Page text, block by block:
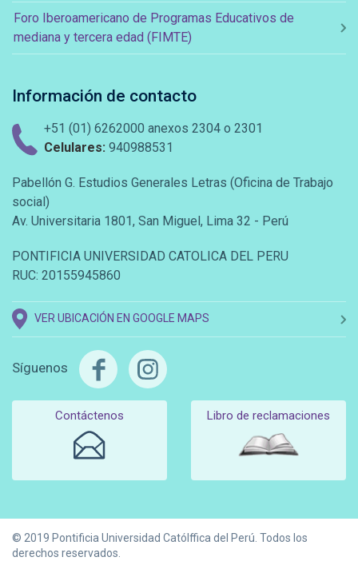
Foro Iberoamericano de Programas Educativos de
mediana y tercera edad (FIMTE)
Información de contacto
+51 (01) 6262000 anexos 2304 o 2301
Celulares: 940988531
Pabellón G. Estudios Generales Letras (Oficina de Trabajo
social)
Av. Universitaria 1801, San Miguel, Lima 32 - Perú
PONTIFICIA UNIVERSIDAD CATOLICA DEL PERU
RUC: 20155945860
VER UBICACIÓN EN GOOGLE MAPS
Síguenos
Contáctenos Libro de reclamaciones
© 2019 Pontificia Universidad Católffica del Perú. Todos los
derechos reservados.